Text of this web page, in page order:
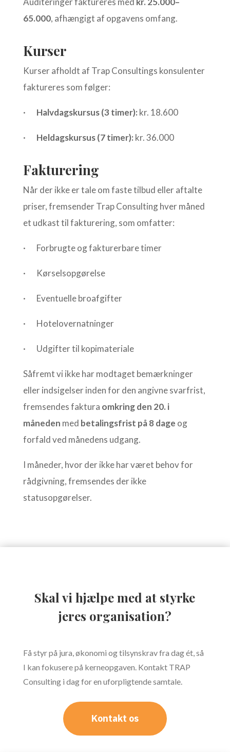
65.000, afhængigt af opgavens omfang.
Kurser
Kurser afholdt af Trap Consultings konsulenter
faktureres som følger:
· Halvdagskursus (3 timer): kr. 18.600
· Heldagskursus (7 timer): kr. 36.000
Fakturering
Når der ikke er tale om faste tilbud eller aftalte
priser, fremsender Trap Consulting hver måned
et udkast til fakturering, som omfatter:
· Forbrugte og fakturerbare timer
· Kørselsopgørelse
· Eventuelle broafgifter
· Hotelovernatninger
· Udgifter til kopimateriale
Såfremt vi ikke har modtaget bemærkninger
eller indsigelser inden for den angivne svarfrist,
fremsendes faktura omkring den 20. i
måneden med betalingsfrist på 8 dage og
forfald ved månedens udgang.
I måneder, hvor der ikke har været behov for
rådgivning, fremsendes der ikke
statusopgørelser.
Skal vi hjælpe med at styrke
jeres organisation?
Få styr på jura, økonomi og tilsynskrav fra dag ét, så
I kan fokusere på kerneopgaven. Kontakt TRAP
Consulting i dag for en uforpligtende samtale.
Kontakt os